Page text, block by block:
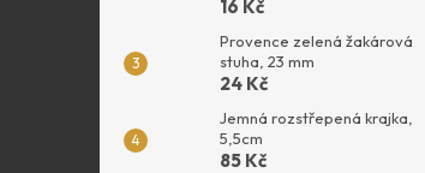
16 Kč
Provence zelená žakárová
stuha, 23 mm
24 Kč
Jemná rozstřepená krajka,
5,5cm
85 Kč